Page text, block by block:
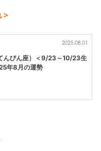
2025.08.01
んびん座）＜9/23～10/23生
年8月の運勢